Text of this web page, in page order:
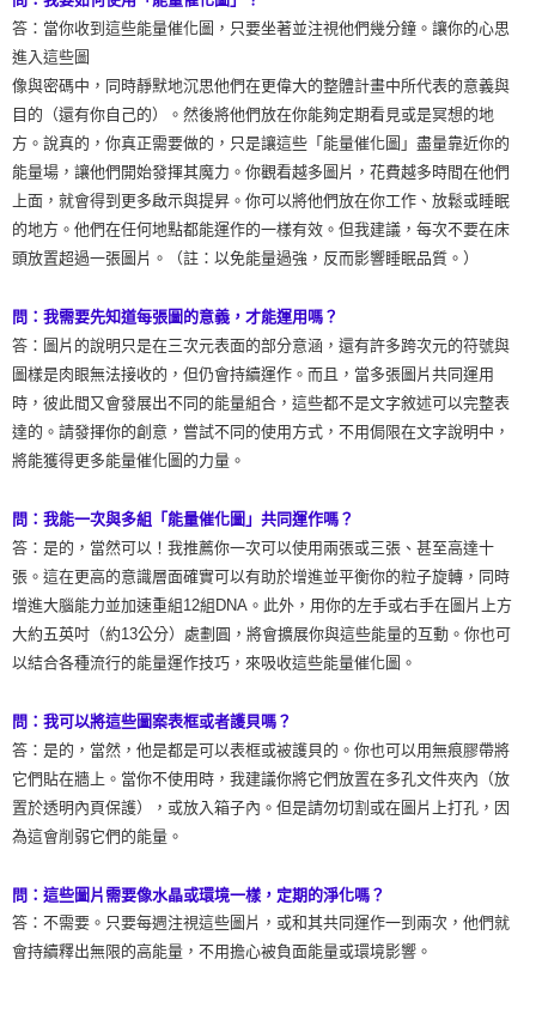
答：當你收到這些能量催化圖，只要坐著並注視他們幾分鐘。讓你的心思
進入這些圖
像與密碼中，同時靜默地沉思他們在更偉大的整體計畫中所代表的意義與
目的（還有你自己的）。然後將他們放在你能夠定期看見或是冥想的地
方。說真的，你真正需要做的，只是讓這些「能量催化圖」盡量靠近你的
能量場，讓他們開始發揮其魔力。你觀看越多圖片，花費越多時間在他們
上面，就會得到更多啟示與提昇。你可以將他們放在你工作、放鬆或睡眠
的地方。他們在任何地點都能運作的一樣有效。但我建議，每次不要在床
頭放置超過一張圖片。（註：以免能量過強，反而影響睡眠品質。）
問：我需要先知道每張圖的意義，才能運用嗎？
答：圖片的說明只是在三次元表面的部分意涵，還有許多跨次元的符號與
圖樣是肉眼無法接收的，但仍會持續運作。而且，當多張圖片共同運用
時，彼此間又會發展出不同的能量組合，這些都不是文字敘述可以完整表
達的。請發揮你的創意，嘗試不同的使用方式，不用侷限在文字說明中，
將能獲得更多能量催化圖的力量。
問：我能一次與多組「能量催化圖」共同運作嗎？
答：是的，當然可以！我推薦你一次可以使用兩張或三張、甚至高達十
張。這在更高的意識層面確實可以有助於增進並平衡你的粒子旋轉，同時
增進大腦能力並加速重組12組DNA。此外，用你的左手或右手在圖片上方
大約五英吋（約13公分）處劃圓，將會擴展你與這些能量的互動。你也可
以結合各種流行的能量運作技巧，來吸收這些能量催化圖。
問：我可以將這些圖案表框或者護貝嗎？
答：是的，當然，他是都是可以表框或被護貝的。你也可以用無痕膠帶將
它們貼在牆上。當你不使用時，我建議你將它們放置在多孔文件夾內（放
置於透明內頁保護），或放入箱子內。但是請勿切割或在圖片上打孔，因
為這會削弱它們的能量。
問：這些圖片需要像水晶或環境一樣，定期的淨化嗎？
答：不需要。只要每週注視這些圖片，或和其共同運作一到兩次，他們就
會持續釋出無限的高能量，不用擔心被負面能量或環境影響。